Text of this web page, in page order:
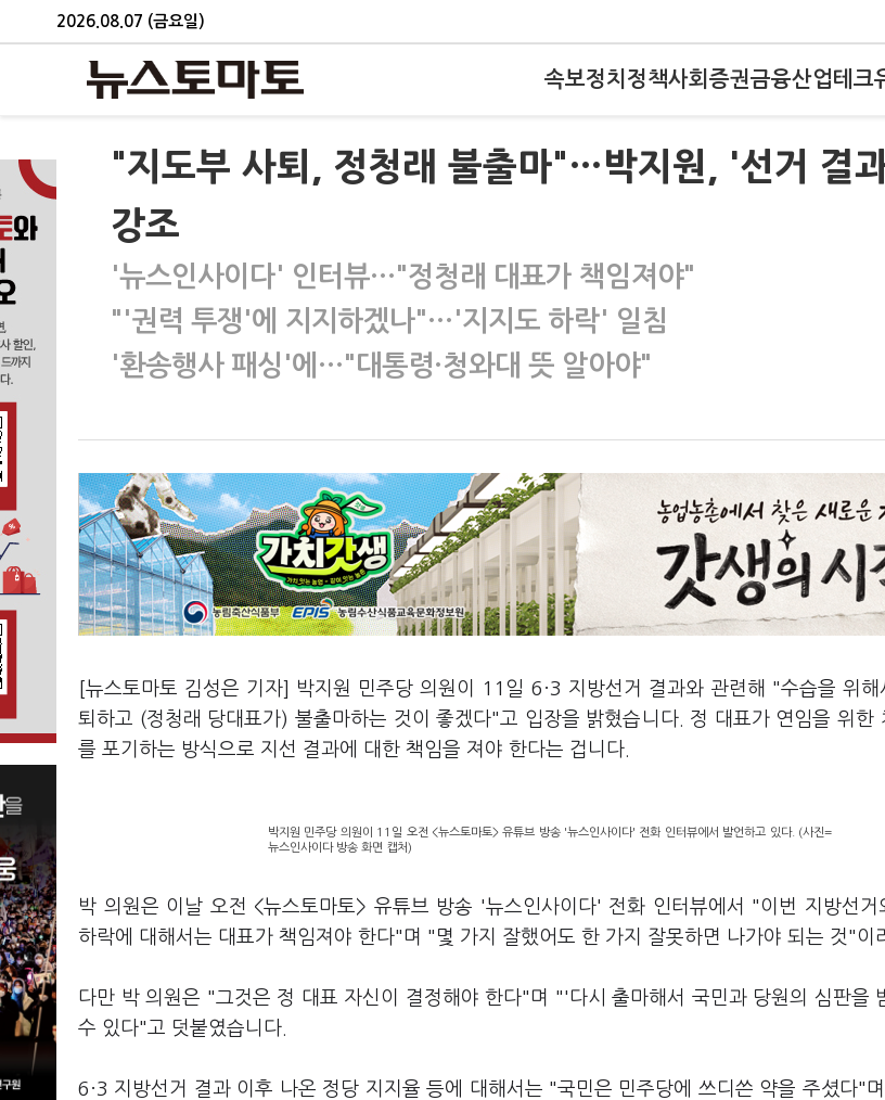
2026.08.07 (금요일)
속보정치 정책사회 증권금융산업테크
"지도부 사퇴, 정청래 불출마"…박지원, '선거 결
강조
'뉴스인사이다' 인터뷰…"정청래 대표가 책임져야"
"'권력 투쟁'에 지지하겠나"…'지지도 하락' 일침
'환송행사 패싱'에…"대통령·청와대 뜻 알아야"
[뉴스토마토 김성은 기자] 박지원 민주당 의원이 11일 6·3 지방선거 결과와 관련해 "수습을 위해
퇴하고 (정청래 당대표가) 불출마하는 것이 좋겠다"고 입장을 밝혔습니다. 정 대표가 연임을 위한
를 포기하는 방식으로 지선 결과에 대한 책임을 져야 한다는 겁니다.
박지원 민주당 의원이 11일 오전 <뉴스토마토> 유튜브 방송 '뉴스인사이다' 전화 인터뷰에서 발언하고 있다. (사진=
뉴스인사이다 방송 화면 캡처)
박 의원은 이날 오전 <뉴스토마토> 유튜브 방송 '뉴스인사이다' 전화 인터뷰에서 "이번 지방선거
하락에 대해서는 대표가 책임져야 한다"며 "몇 가지 잘했어도 한 가지 잘못하면 나가야 되는 것"이
다만 박 의원은 "그것은 정 대표 자신이 결정해야 한다"며 "'다시 출마해서 국민과 당원의 심판을
수 있다"고 덧붙였습니다.
6·3 지방선거 결과 이후 나온 정당 지지율 등에 대해서는 "국민은 민주당에 쓰디쓴 약을 주셨다"